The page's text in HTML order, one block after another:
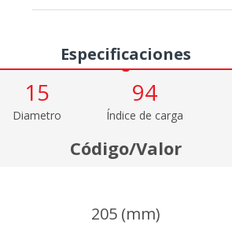
Especificaciones
15
Diametro
94
Índice de carga
Código/Valor
205 (mm)